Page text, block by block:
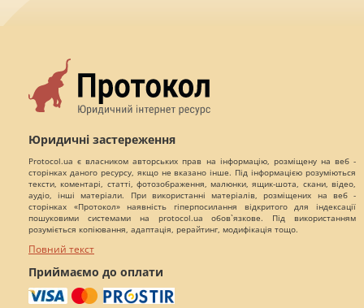
Юридичні застереження
Protocol.ua є власником авторських прав на інформацію, розміщену на веб -
сторінках даного ресурсу, якщо не вказано інше. Під інформацією розуміються
тексти, коментарі, статті, фотозображення, малюнки, ящик-шота, скани, відео,
аудіо, інші матеріали. При використанні матеріалів, розміщених на веб -
сторінках «Протокол» наявність гіперпосилання відкритого для індексації
пошуковими системами на protocol.ua обов`язкове. Під використанням
розуміється копіювання, адаптація, рерайтинг, модифікація тощо.
Повний текст
Приймаємо до оплати